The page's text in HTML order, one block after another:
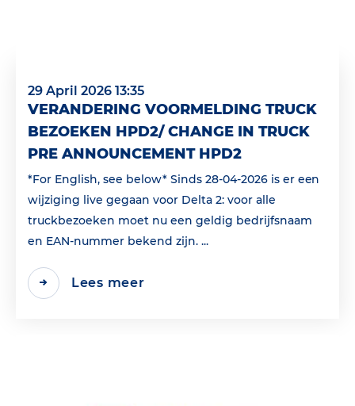
29 April 2026 13:35
VERANDERING VOORMELDING TRUCK
BEZOEKEN HPD2/ CHANGE IN TRUCK
PRE ANNOUNCEMENT HPD2
*For English, see below* Sinds 28-04-2026 is er een
wijziging live gegaan voor Delta 2: voor alle
truckbezoeken moet nu een geldig bedrijfsnaam
en EAN‑nummer bekend zijn. ...
Lees meer